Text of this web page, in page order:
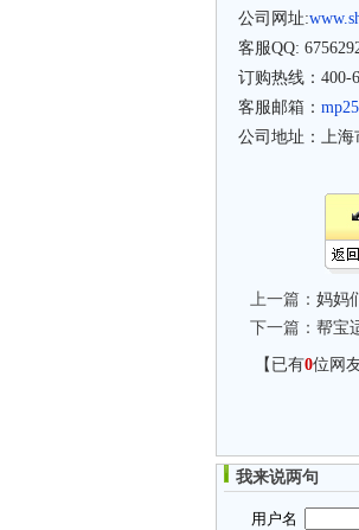
公司网址:
客服QQ:
订购热线：400-
客服邮箱：
公司地址：上海
上一篇： 妈妈
下一篇： 帮宝
【已有0位网
我来说两句
用户名